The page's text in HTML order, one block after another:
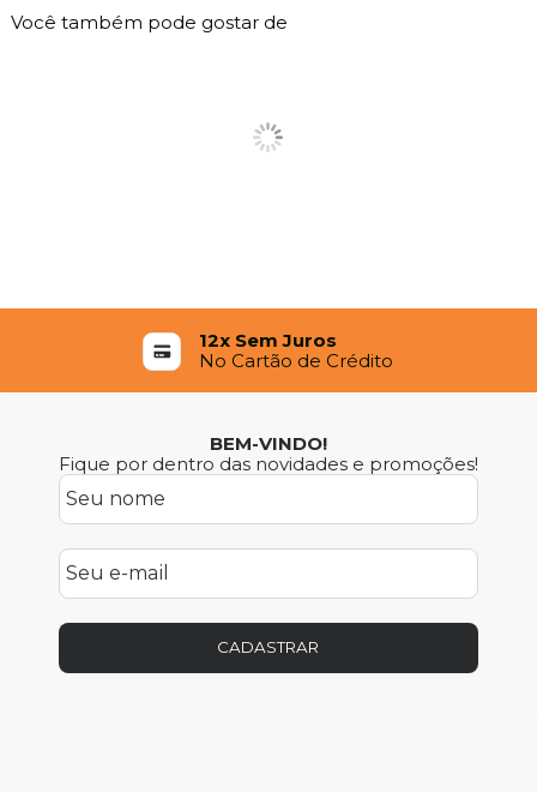
Você também pode gostar de
12x Sem Juros
No Cartão de Crédito
BEM-VINDO!
Fique por dentro das novidades e promoções!
CADASTRAR